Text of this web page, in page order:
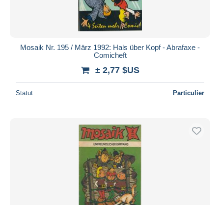
Mosaik Nr. 195 / März 1992: Hals über Kopf - Abrafaxe -
Comicheft
± 2,77 $US
Statut Particulier